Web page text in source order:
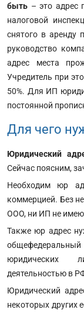
быть – это адрес
налоговой
снятого в аренду
руководство
адрес места
Учредитель при
50%. Для ИП
постоянной
Для чего
Юридический
Сейчас поясним,
Необходим юр
коммерцией. Без
ООО, ни ИП не
Также юр адрес
общефедеральный
юридических
деятельностью в
Юридический
некоторых других